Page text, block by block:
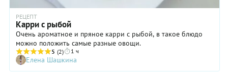
РЕЦЕПТ
Карри с рыбой
Очень ароматное и пряное карри с рыбой, в такое блюдо
можно положить самые разные овощи.
5 (2) 1 ч
Елена Шашкина